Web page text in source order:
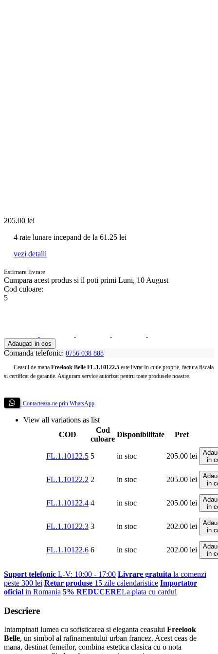
205.00 lei
4 rate lunare incepand de la 61.25 lei
vezi detalii
Estimare livrare
Cumpara acest produs si il poti primi Luni, 10 August
Cod culoare:
5
Adaugati in cos
Comanda telefonic: 0756 038 888
Ceasul de mana Freelook Belle FL.1.10122.5 este livrat In cutie proprie, factura fiscala
si certificat de garantie. Asiguram service autorizat pentru toate produsele noastre.
Contacteaza-ne prin WhatsApp
View all variations as list
COD
Cod
culoare
Disponibilitate Pret
FL.1.10122.5 5 in stoc 205.00 lei
in
FL.1.10122.2 2 in stoc 205.00 lei
in
FL.1.10122.4 4 in stoc 205.00 lei
in
FL.1.10122.3 3 in stoc 202.00 lei
in
FL.1.10122.6 6 in stoc 202.00 lei
in
Suport telefonic L-V: 10:00 - 17:00 Livrare gratuita la comenzi
peste 300 lei Retur produse 15 zile calendaristice Importator
oficial in Romania 5% REDUCERELa plata cu cardul
Descriere
Intampinati lumea cu sofisticarea si eleganta ceasului Freelook
Belle, un simbol al rafinamentului urban francez. Acest ceas de
mana, destinat femeilor, combina estetica clasica cu o nota